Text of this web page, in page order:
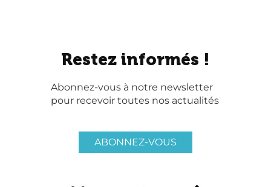
Restez informés !
Abonnez-vous à notre newsletter
pour recevoir toutes nos actualités
ABONNEZ-VOUS